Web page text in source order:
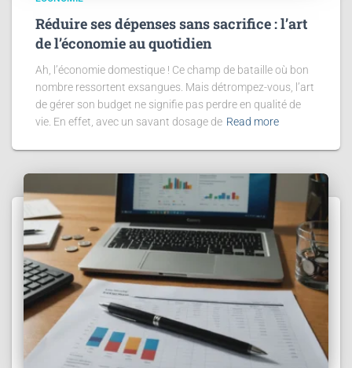
Réduire ses dépenses sans sacrifice : l’art
de l’économie au quotidien
Ah, l’économie domestique ! Ce champ de bataille où bon
nombre ressortent exsangues. Mais détrompez-vous, l’art
de gérer son budget ne signifie pas perdre en qualité de
vie. En effet, avec un savant dosage de Read more